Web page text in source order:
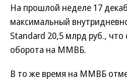
На прошлой неделе 17
максимальный
Standard 20,5 млрд руб., что
оборота на ММВБ.
В то же время на ММВБ